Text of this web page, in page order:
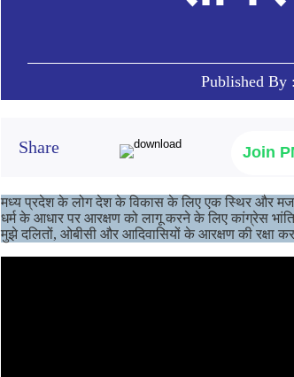
Published By
Share Join
मध्य प्रदेश के लोग देश के विकास के लिए एक स्थिर और
धर्म के आधार पर आरक्षण को लागू करने के लिए कांग्रेस
मुझे दलितों, ओबीसी और आदिवासियों के आरक्षण की रक्षा